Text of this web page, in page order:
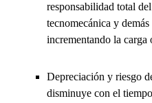
responsabilidad total
tecnomecánica y
incrementando la carga
Depreciación y riesgo
disminuye con el